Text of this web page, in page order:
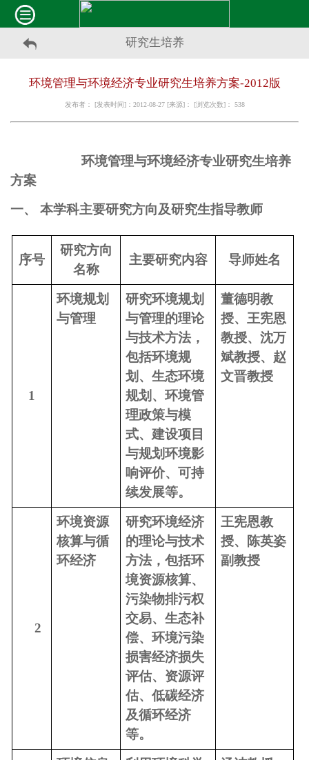
研究生培养
环境管理与环境经济专业研究生培养方案-2012版
发布者： [发表时间]：2012-08-27 [来源]： [浏览次数]： 538
环境管理与环境经济专业研究生培养
方案
一、 本学科主要研究方向及研究生指导教师
序号
研究方向
名称
主要研究内容 导师姓名
1
环境规划
与管理
研究环境规划
与管理的理论
与技术方法，
包括环境规
划、生态环境
规划 、环境管
理政策与模
式、建设项目
与规划环境影
响评价、可持
续发展等。
董德明教
授、王宪恩
教授、沈万
斌教授、 赵
文晋教授
2
环境资源
核算与循
环经济
研究环境经济
的理论与技术
方法，包括环
境资源核算、
污染物排污权
交易、生态补
偿、环境污染
损害经济损失
评估、 资源评
估、低碳经济
及循环经济
等。
王宪恩教
授、陈英姿
副教授